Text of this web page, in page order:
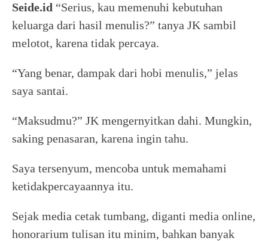
Seide.id “Serius, kau memenuhi kebutuhan
keluarga dari hasil menulis?” tanya JK sambil
melotot, karena tidak percaya.
“Yang benar, dampak dari hobi menulis,” jelas
saya santai.
“Maksudmu?” JK mengernyitkan dahi. Mungkin,
saking penasaran, karena ingin tahu.
Saya tersenyum, mencoba untuk memahami
ketidakpercayaannya itu.
Sejak media cetak tumbang, diganti media online,
honorarium tulisan itu minim, bahkan banyak